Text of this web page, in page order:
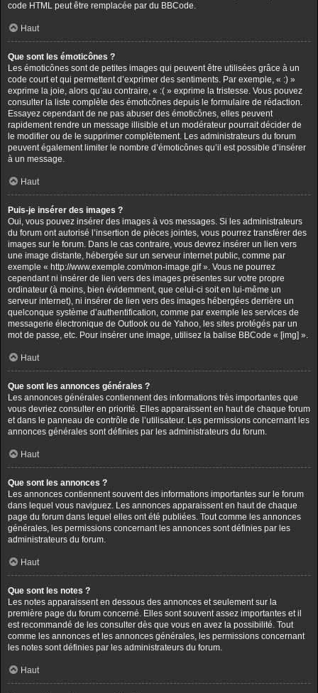
code HTML peut être remplacée par du BBCode.
Haut
Que sont les émoticônes ?
Les émoticônes sont de petites images qui peuvent être utilisées grâce à un
code court et qui permettent d’exprimer des sentiments. Par exemple, « :) »
exprime la joie, alors qu’au contraire, « :( » exprime la tristesse. Vous pouvez
consulter la liste complète des émoticônes depuis le formulaire de rédaction.
Essayez cependant de ne pas abuser des émoticônes, elles peuvent
rapidement rendre un message illisible et un modérateur pourrait décider de
le modifier ou de le supprimer complètement. Les administrateurs du forum
peuvent également limiter le nombre d’émoticônes qu’il est possible d’insérer
à un message.
Haut
Puis-je insérer des images ?
Oui, vous pouvez insérer des images à vos messages. Si les administrateurs
du forum ont autorisé l’insertion de pièces jointes, vous pourrez transférer des
images sur le forum. Dans le cas contraire, vous devrez insérer un lien vers
une image distante, hébergée sur un serveur internet public, comme par
exemple « http://www.exemple.com/mon-image.gif ». Vous ne pourrez
cependant ni insérer de lien vers des images présentes sur votre propre
ordinateur (à moins, bien évidemment, que celui-ci soit en lui-même un
serveur internet), ni insérer de lien vers des images hébergées derrière un
quelconque système d’authentification, comme par exemple les services de
messagerie électronique de Outlook ou de Yahoo, les sites protégés par un
mot de passe, etc. Pour insérer une image, utilisez la balise BBCode « [img] ».
Haut
Que sont les annonces générales ?
Les annonces générales contiennent des informations très importantes que
vous devriez consulter en priorité. Elles apparaissent en haut de chaque forum
et dans le panneau de contrôle de l’utilisateur. Les permissions concernant les
annonces générales sont définies par les administrateurs du forum.
Haut
Que sont les annonces ?
Les annonces contiennent souvent des informations importantes sur le forum
dans lequel vous naviguez. Les annonces apparaissent en haut de chaque
page du forum dans lequel elles ont été publiées. Tout comme les annonces
générales, les permissions concernant les annonces sont définies par les
administrateurs du forum.
Haut
Que sont les notes ?
Les notes apparaissent en dessous des annonces et seulement sur la
première page du forum concerné. Elles sont souvent assez importantes et il
est recommandé de les consulter dès que vous en avez la possibilité. Tout
comme les annonces et les annonces générales, les permissions concernant
les notes sont définies par les administrateurs du forum.
Haut